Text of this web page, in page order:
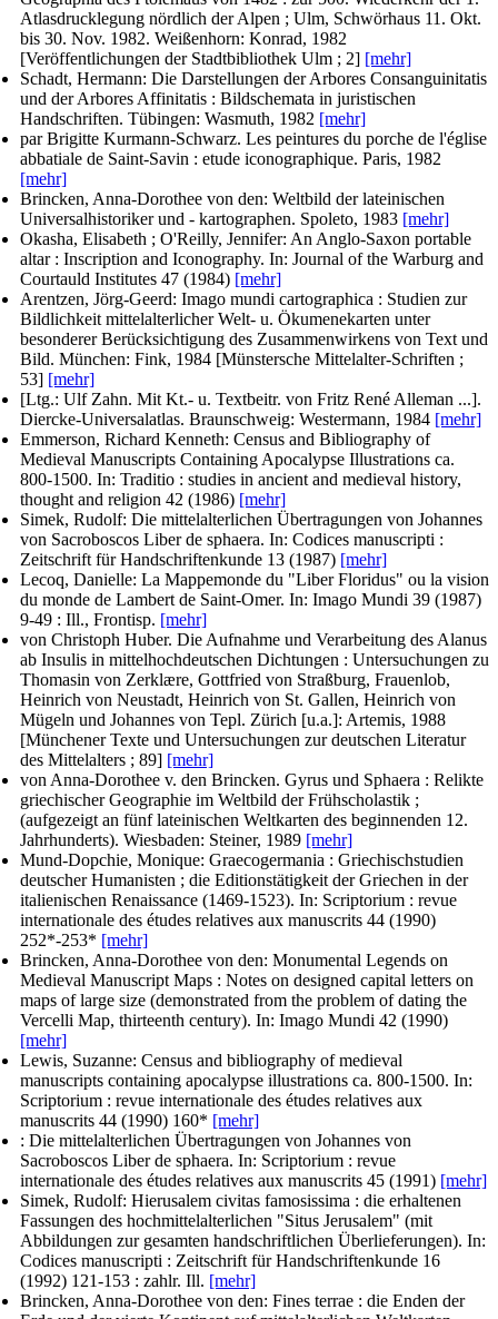
Atlasdrucklegung nördlich der Alpen ; Ulm, Schwörhaus 11. Okt.
bis 30. Nov. 1982. Weißenhorn: Konrad, 1982
[Veröffentlichungen der Stadtbibliothek Ulm ; 2] [mehr]
Schadt, Hermann: Die Darstellungen der Arbores Consanguinitatis
und der Arbores Affinitatis : Bildschemata in juristischen
Handschriften. Tübingen: Wasmuth, 1982 [mehr]
par Brigitte Kurmann-Schwarz. Les peintures du porche de l'église
abbatiale de Saint-Savin : etude iconographique. Paris, 1982
[mehr]
Brincken, Anna-Dorothee von den: Weltbild der lateinischen
Universalhistoriker und - kartographen. Spoleto, 1983 [mehr]
Okasha, Elisabeth ; O'Reilly, Jennifer: An Anglo-Saxon portable
altar : Inscription and Iconography. In: Journal of the Warburg and
Courtauld Institutes 47 (1984) [mehr]
Arentzen, Jörg-Geerd: Imago mundi cartographica : Studien zur
Bildlichkeit mittelalterlicher Welt- u. Ökumenekarten unter
besonderer Berücksichtigung des Zusammenwirkens von Text und
Bild. München: Fink, 1984 [Münstersche Mittelalter-Schriften ;
53] [mehr]
[Ltg.: Ulf Zahn. Mit Kt.- u. Textbeitr. von Fritz René Alleman ...].
Diercke-Universalatlas. Braunschweig: Westermann, 1984 [mehr]
Emmerson, Richard Kenneth: Census and Bibliography of
Medieval Manuscripts Containing Apocalypse Illustrations ca.
800-1500. In: Traditio : studies in ancient and medieval history,
thought and religion 42 (1986) [mehr]
Simek, Rudolf: Die mittelalterlichen Übertragungen von Johannes
von Sacroboscos Liber de sphaera. In: Codices manuscripti :
Zeitschrift für Handschriftenkunde 13 (1987) [mehr]
Lecoq, Danielle: La Mappemonde du "Liber Floridus" ou la vision
du monde de Lambert de Saint-Omer. In: Imago Mundi 39 (1987)
9-49 : Ill., Frontisp. [mehr]
von Christoph Huber. Die Aufnahme und Verarbeitung des Alanus
ab Insulis in mittelhochdeutschen Dichtungen : Untersuchungen zu
Thomasin von Zerklære, Gottfried von Straßburg, Frauenlob,
Heinrich von Neustadt, Heinrich von St. Gallen, Heinrich von
Mügeln und Johannes von Tepl. Zürich [u.a.]: Artemis, 1988
[Münchener Texte und Untersuchungen zur deutschen Literatur
des Mittelalters ; 89] [mehr]
von Anna-Dorothee v. den Brincken. Gyrus und Sphaera : Relikte
griechischer Geographie im Weltbild der Frühscholastik ;
(aufgezeigt an fünf lateinischen Weltkarten des beginnenden 12.
Jahrhunderts). Wiesbaden: Steiner, 1989 [mehr]
Mund-Dopchie, Monique: Graecogermania : Griechischstudien
deutscher Humanisten ; die Editionstätigkeit der Griechen in der
italienischen Renaissance (1469-1523). In: Scriptorium : revue
internationale des études relatives aux manuscrits 44 (1990)
252*-253* [mehr]
Brincken, Anna-Dorothee von den: Monumental Legends on
Medieval Manuscript Maps : Notes on designed capital letters on
maps of large size (demonstrated from the problem of dating the
Vercelli Map, thirteenth century). In: Imago Mundi 42 (1990)
[mehr]
Lewis, Suzanne: Census and bibliography of medieval
manuscripts containing apocalypse illustrations ca. 800-1500. In:
Scriptorium : revue internationale des études relatives aux
manuscrits 44 (1990) 160* [mehr]
: Die mittelalterlichen Übertragungen von Johannes von
Sacroboscos Liber de sphaera. In: Scriptorium : revue
internationale des études relatives aux manuscrits 45 (1991) [mehr]
Simek, Rudolf: Hierusalem civitas famosissima : die erhaltenen
Fassungen des hochmittelalterlichen "Situs Jerusalem" (mit
Abbildungen zur gesamten handschriftlichen Überlieferungen). In:
Codices manuscripti : Zeitschrift für Handschriftenkunde 16
(1992) 121-153 : zahlr. Ill. [mehr]
Brincken, Anna-Dorothee von den: Fines terrae : die Enden der